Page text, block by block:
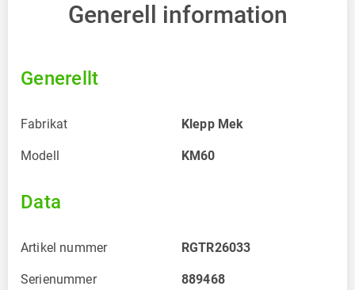
Generell information
Generellt
Fabrikat Klepp Mek
Modell KM60
Data
Artikel nummer RGTR26033
Serienummer 889468